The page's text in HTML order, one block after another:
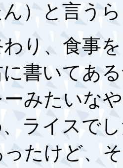
）と言う
り、食事
書いてあ
みたいな
ライスで
たけど、